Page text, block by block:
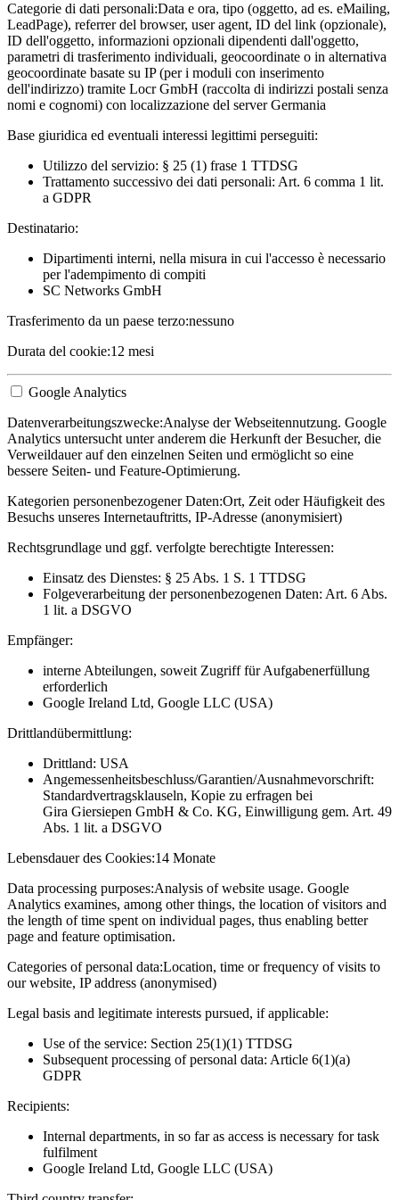
Categorie di dati personali:Data e ora, tipo (oggetto, ad es. eMailing,
LeadPage), referrer del browser, user agent, ID del link (opzionale),
ID dell'oggetto, informazioni opzionali dipendenti dall'oggetto,
parametri di trasferimento individuali, geocoordinate o in alternativa
geocoordinate basate su IP (per i moduli con inserimento
dell'indirizzo) tramite Locr GmbH (raccolta di indirizzi postali senza
nomi e cognomi) con localizzazione del server Germania
Base giuridica ed eventuali interessi legittimi perseguiti:
Utilizzo del servizio: § 25 (1) frase 1 TTDSG
Trattamento successivo dei dati personali: Art. 6 comma 1 lit.
a GDPR
Destinatario:
Dipartimenti interni, nella misura in cui l'accesso è necessario
per l'adempimento di compiti
SC Networks GmbH
Trasferimento da un paese terzo:nessuno
Durata del cookie:12 mesi
Google Analytics
Datenverarbeitungszwecke:Analyse der Webseitennutzung. Google
Analytics untersucht unter anderem die Herkunft der Besucher, die
Verweildauer auf den einzelnen Seiten und ermöglicht so eine
bessere Seiten- und Feature-Optimierung.
Kategorien personenbezogener Daten:Ort, Zeit oder Häufigkeit des
Besuchs unseres Internetauftritts, IP-Adresse (anonymisiert)
Rechtsgrundlage und ggf. verfolgte berechtigte Interessen:
Einsatz des Dienstes: § 25 Abs. 1 S. 1 TTDSG
Folgeverarbeitung der personenbezogenen Daten: Art. 6 Abs.
1 lit. a DSGVO
Empfänger:
interne Abteilungen, soweit Zugriff für Aufgabenerfüllung
erforderlich
Google Ireland Ltd, Google LLC (USA)
Drittlandübermittlung:
Drittland: USA
Angemessenheitsbeschluss/Garantien/Ausnahmevorschrift:
Standardvertragsklauseln, Kopie zu erfragen bei
Gira Giersiepen GmbH & Co. KG, Einwilligung gem. Art. 49
Abs. 1 lit. a DSGVO
Lebensdauer des Cookies:14 Monate
Data processing purposes:Analysis of website usage. Google
Analytics examines, among other things, the location of visitors and
the length of time spent on individual pages, thus enabling better
page and feature optimisation.
Categories of personal data:Location, time or frequency of visits to
our website, IP address (anonymised)
Legal basis and legitimate interests pursued, if applicable:
Use of the service: Section 25(1)(1) TTDSG
Subsequent processing of personal data: Article 6(1)(a)
GDPR
Recipients:
Internal departments, in so far as access is necessary for task
fulfilment
Google Ireland Ltd, Google LLC (USA)